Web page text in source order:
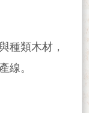
種類木材，
線。